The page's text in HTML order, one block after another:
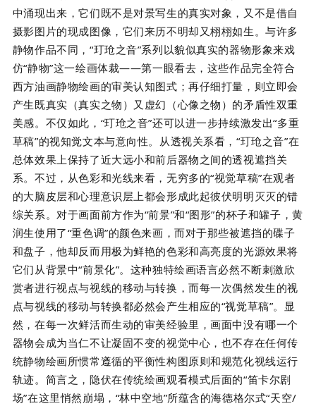
中涌现出来，它们既不是对景写生的真实对象，又不是借自
摄影图片的现成图像，它们来历不明却又栩栩如生。与许多
静物作品不同，“玎玱之音”系列以貌似真实的器物形象来戏
仿“静物”这一绘画体裁——第一眼看去，这些作品完全符合
西方油画静物绘画的审美认知图式；再仔细打量，则立即会
产生既真实（真实之物）又虚幻（心像之物）的矛盾性双重
美感。不仅如此，“玎玱之音”还可以进一步持续激发出“多重
草稿”的视知觉文本与意向性。从透视关系看，“玎玱之音”在
总体效果上保持了近大远小和前后器物之间的透视遮挡关
系。不过，从色彩和光线来看，无穷多的“视觉草稿”在观者
的大脑皮层和心理意识层上都会形成此起彼伏明明灭灭的错
综关系。对于画面前方作为“前景”和“图形”的杯子和罐子，黄
润生使用了“重色调”的颜色来画，而对于那些被遮挡的碟子
和盘子，他却反而用极为鲜艳的色彩和高亮度的光源效果将
它们从背景中“前景化”。这种独特绘画语言必然不断刺激欣
赏者进行视点与视线的移动与转换，而每一次偶然发生的视
点与视线的移动与转换都必然会产生相应的“视觉草稿”。显
然，在每一次鲜活而生动的审美经验里，画面中没有哪一个
器物会成为当仁不让凝固不变的视觉中心，也不存在任何传
统静物绘画所惯常遵循的平衡性构图原则和规范化视线运行
轨迹。简言之，隐伏在传统绘画观看模式后面的“笛卡尔剧
场”在这里悄然崩塌，“林中空地”所蕴含的海德格尔式“天空/